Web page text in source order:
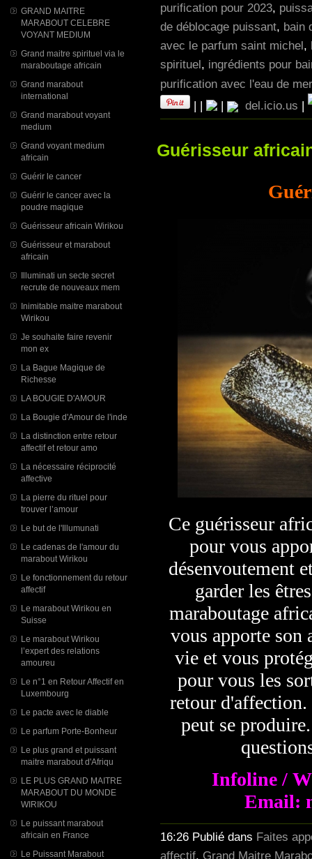
GRAND MAITRE
MARABOUT CELEBRE
VOYANT MEDIUM
Grand maitre spirituel via le
maraboutage africain
Grand marabout
international
Grand marabout voyant
medium
Grand voyant medium
africain
Guérir le cancer
Guérir le cancer avec la
poudre magique
Guérisseur africain Wirikou
Guérisseur et marabout
africain
Illuminati un secte secret
recrute de nouveaux mem
Inimitable maitre marabout
Wirikou
Je souhaite faire revenir
mon ex
La Bague Magique de
Richesse
LA BOUGIE D'AMOUR
La Bougie d'Amour de l'inde
La distinction entre retour
affectif et retour amo
La nécessaire réciprocité
affective
La pierre du rituel pour
trouver l’amour
Le but de l'Illumunati
Le cadenas de l'amour du
marabout Wirikou
Le fonctionnement du retour
affectif
Le marabout Wirikou en
Suisse
Le marabout Wirikou
l’expert des relations
amoureu
Le n°1 en Retour Affectif en
Luxembourg
Le pacte avec le diable
Le parfum Porte-Bonheur
Le plus grand et puissant
maitre marabout d'Afriqu
LE PLUS GRAND MAITRE
MARABOUT DU MONDE
WIRIKOU
Le puissant marabout
africain en France
Le Puissant Marabout
purification pour 2023,
de déblocage puissant, bain
avec le parfum saint michel,
spirituel, ingrédients pour
purification avec l'eau de mer
| | | del.icio.us |
Guérisseur
Ce guérisseur
pour vous
désenvoutement
garder les
maraboutage
vous apporte
vie et vous
pour vous les
retour d'affection.
peut se
Infoline /
Email:
16:26 Publié dans Faites
affectif, Grand Maitre